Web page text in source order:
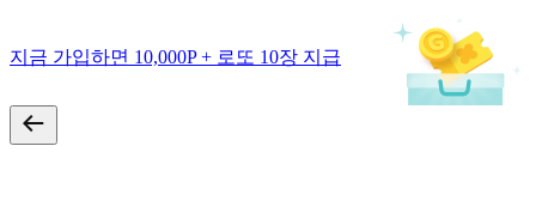
지금 가입하면 10,000P + 로또 10장 지급